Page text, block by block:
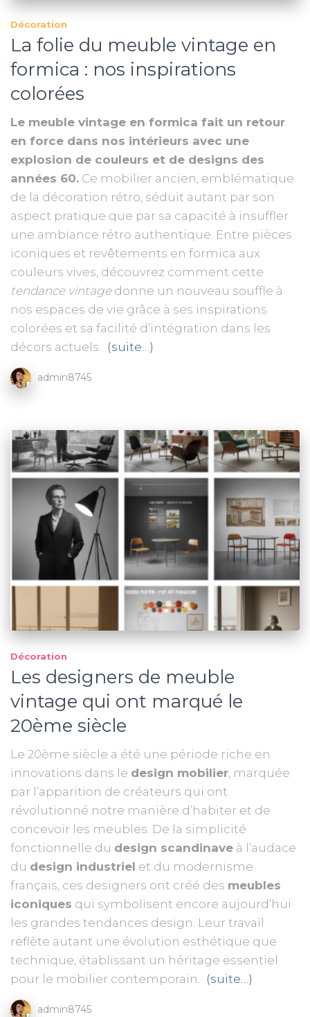
Décoration
La folie du meuble vintage en
formica : nos inspirations
colorées
Le meuble vintage en formica fait un retour
en force dans nos intérieurs avec une
explosion de couleurs et de designs des
années 60. Ce mobilier ancien, emblématique
de la décoration rétro, séduit autant par son
aspect pratique que par sa capacité à insuffler
une ambiance rétro authentique. Entre pièces
iconiques et revêtements en formica aux
couleurs vives, découvrez comment cette
tendance vintagedonne un nouveau souffle à
nos espaces de vie grâce à ses inspirations
colorées et sa facilité d’intégration dans les
décors actuels. (suite…)
admin8745
Décoration
Les designers de meuble
vintage qui ont marqué le
20ème siècle
Le 20ème siècle a été une période riche en
innovations dans le design mobilier, marquée
par l’apparition de créateurs qui ont
révolutionné notre manière d’habiter et de
concevoir les meubles. De la simplicité
fonctionnelle du design scandinave à l’audace
du design industriel et du modernisme
français, ces designers ont créé des meubles
iconiques qui symbolisent encore aujourd’hui
les grandes tendances design. Leur travail
reflète autant une évolution esthétique que
technique, établissant un héritage essentiel
pour le mobilier contemporain. (suite…)
admin8745